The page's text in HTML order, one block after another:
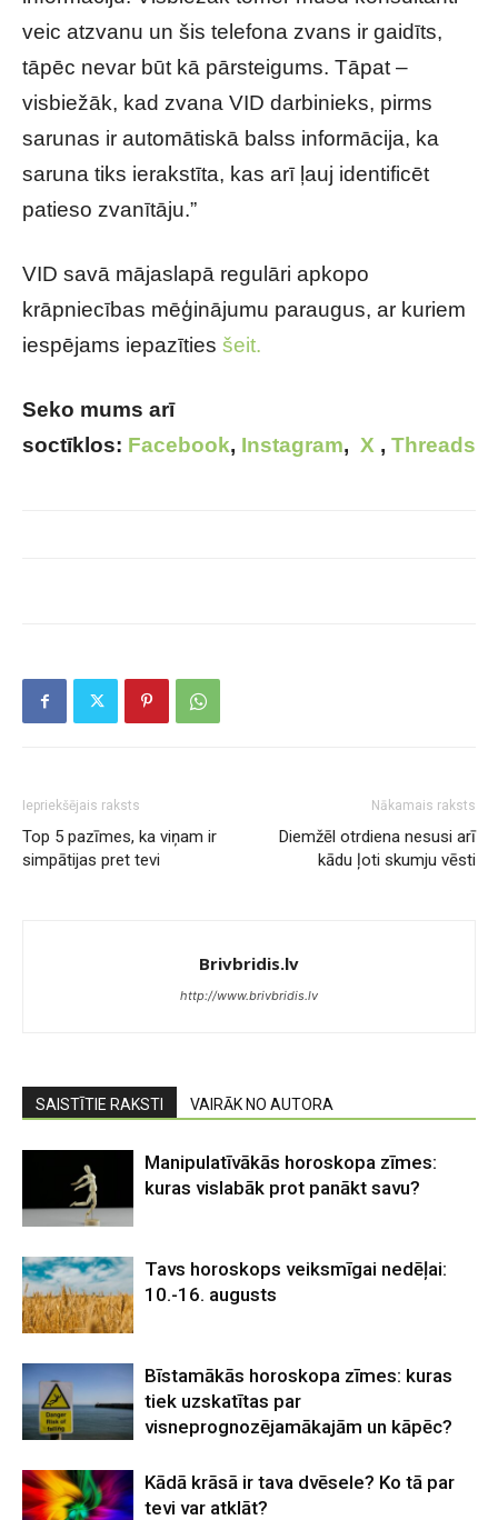
veic atzvanu un šis telefona zvans ir gaidīts,
tāpēc nevar būt kā pārsteigums. Tāpat –
visbiežāk, kad zvana VID darbinieks, pirms
sarunas ir automātiskā balss informācija, ka
saruna tiks ierakstīta, kas arī ļauj identificēt
patieso zvanītāju.”
VID savā mājaslapā regulāri apkopo
krāpniecības mēģinājumu paraugus, ar kuriem
iespējams iepazīties šeit.
Seko mums arī
soctīklos: Facebook, Instagram, X , Threads
Iepriekšējais raksts
Top 5 pazīmes, ka viņam ir
simpātijas pret tevi
Nākamais raksts
Diemžēl otrdiena nesusi arī
kādu ļoti skumju vēsti
Brivbridis.lv
http://www.brivbridis.lv
SAISTĪTIE RAKSTI VAIRĀK NO AUTORA
Manipulatīvākās horoskopa zīmes:
kuras vislabāk prot panākt savu?
Tavs horoskops veiksmīgai nedēļai:
10.-16. augusts
Bīstamākās horoskopa zīmes: kuras
tiek uzskatītas par
visneprognozējamākajām un kāpēc?
Kādā krāsā ir tava dvēsele? Ko tā par
tevi var atklāt?